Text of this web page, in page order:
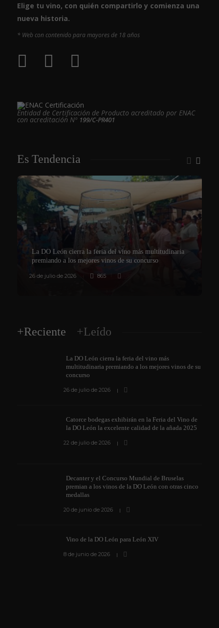
Elige tu vino, con quién compartirlo y comienza una
nueva historia.
* Web con contenido para mayores de 18 años
Entidad de Certificación de Producto acreditado por ENAC
con acreditación Nº 199/C-PR401
Es Tendencia
La DO León cierra la feria del vino más multitudinaria
premiando a los mejores vinos de su concurso
26 de julio de 2026 865
+Reciente +Leído
La DO León cierra la feria del vino más
multitudinaria premiando a los mejores vinos de su
concurso
26 de julio de 2026
Catorce bodegas exhibirán en la Feria del Vino de
la DO León la excelente calidad de la añada 2025
22 de julio de 2026
Decanter y el Concurso Mundial de Bruselas
premian a los vinos de la DO León con otras cinco
medallas
20 de junio de 2026
Vino de la DO León para León XIV
8 de junio de 2026